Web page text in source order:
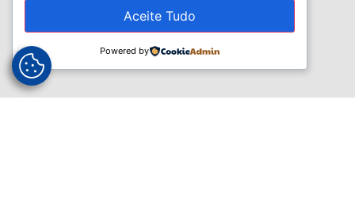
Aceite Tudo
Powered by